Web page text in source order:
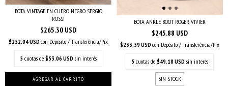
BOTA VINTAGE EN CUERO NEGRO SERGIO
ROSSI
$265.30 USD
$252.04 USD con Depósito / Transferência/Pix
5 cuotas de $53.06 USD sin interés
BOTA ANKLE BOOT ROGER VIVIER
$245.88 USD
$233.59 USD con Depósito / Transferência/Pix
5 cuotas de $49.18 USD sin interés
SIN STOCK